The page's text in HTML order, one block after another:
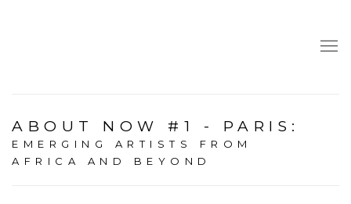
ABOUT NOW #1 - PARIS :
EMERGING ARTISTS FROM
AFRICA AND BEYOND